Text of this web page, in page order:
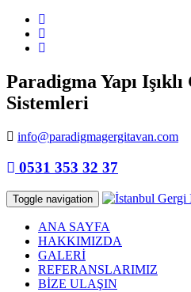
Paradigma Yapı
Sistemleri
info@paradigmagergitavan.com
0531 353 32 37
Toggle navigation
ANA SAYFA
HAKKIMIZDA
GALERİ
REFERANSLARIMIZ
BİZE ULAŞIN